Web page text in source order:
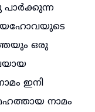
യഹോവയുടെ
ഒരു
ഇനി
നാമം